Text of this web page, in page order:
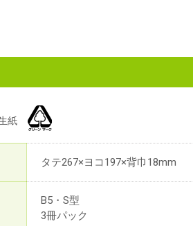
タテ267×ヨコ197×背巾18mm
B5・S型
3冊パック